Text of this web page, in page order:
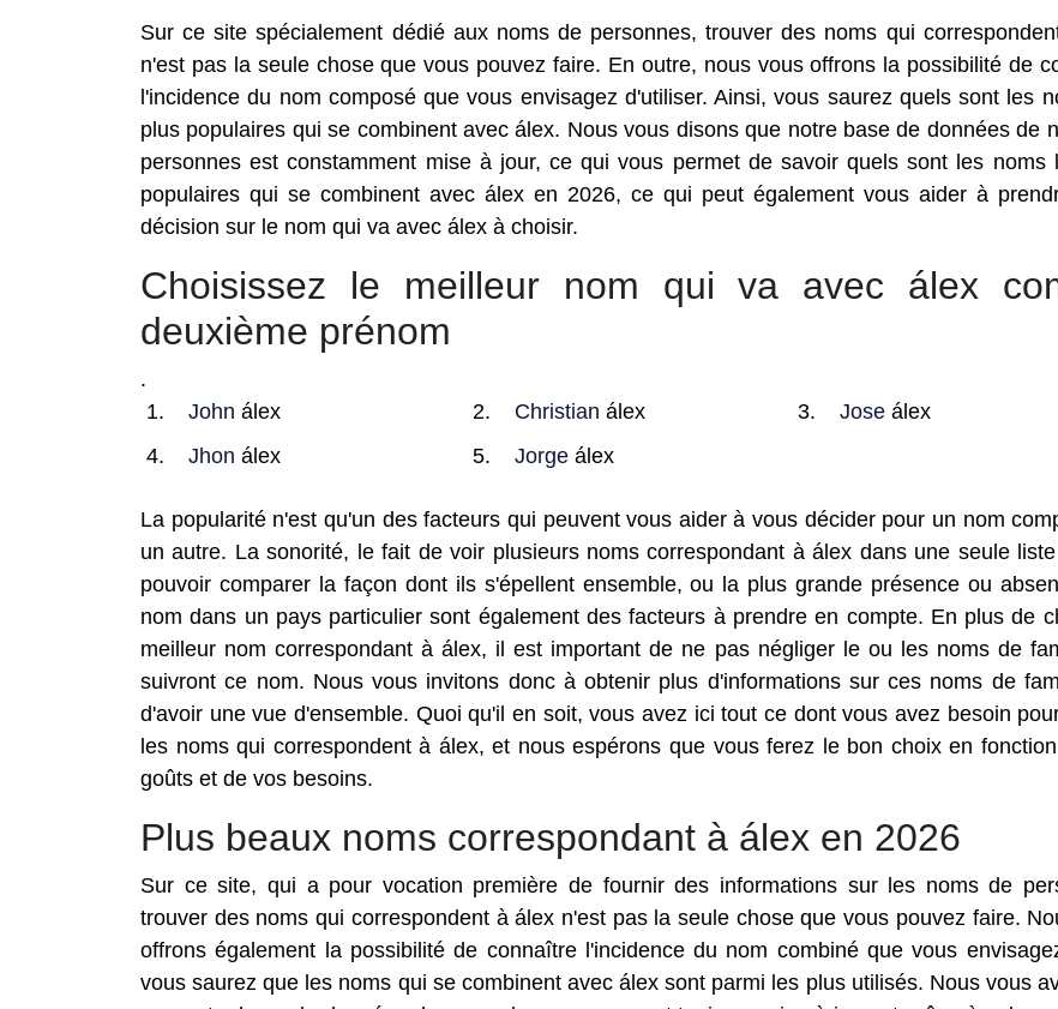
Sur ce site spécialement dédié aux noms de personnes, trouver des noms qui
n'est pas la seule chose que vous pouvez faire. En outre, nous vous offrons la possibilité de
l'incidence du nom composé que vous envisagez d'utiliser. Ainsi, vous saurez quels sont les
plus populaires qui se combinent avec álex. Nous vous disons que notre base de données de
personnes est constamment mise à jour, ce qui vous permet de savoir quels sont les noms
populaires qui se combinent avec álex en 2026, ce qui peut également vous aider à
décision sur le nom qui va avec álex à choisir.
Choisissez le meilleur nom qui va avec álex
deuxième prénom
.
John álex Christian álex Jose álex
Jhon álex Jorgeálex
La popularité n'est qu'un des facteurs qui peuvent vous aider à vous décider pour un nom
un autre. La sonorité, le fait de voir plusieurs noms correspondant à álex dans une seule
pouvoir comparer la façon dont ils s'épellent ensemble, ou la plus grande présence ou
nom dans un pays particulier sont également des facteurs à prendre en compte. En plus de
meilleur nom correspondant à álex, il est important de ne pas négliger le ou les noms de
suivront ce nom. Nous vous invitons donc à obtenir plus d'informations sur ces noms de
d'avoir une vue d'ensemble. Quoi qu'il en soit, vous avez ici tout ce dont vous avez besoin
les noms qui correspondent à álex, et nous espérons que vous ferez le bon choix en
goûts et de vos besoins.
Plus beaux noms correspondant à álex en 2026
Sur ce site, qui a pour vocation première de fournir des informations sur les noms de
trouver des noms qui correspondent à álex n'est pas la seule chose que vous pouvez faire.
offrons également la possibilité de connaître l'incidence du nom combiné que vous
vous saurez que les noms qui se combinent avec álex sont parmi les plus utilisés. Nous vous